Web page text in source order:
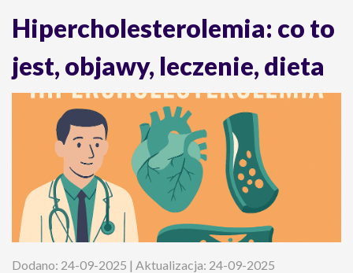
Hipercholesterolemia: co to
jest, objawy, leczenie, dieta
Dodano: 24-09-2025 | Aktualizacja: 24-09-2025